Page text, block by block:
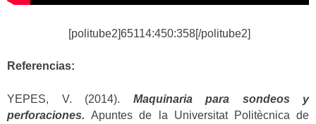
[politube2]65114:450:358[/politube2]
Referencias:
YEPES, V. (2014). Maquinaria para sondeos y
perforaciones. Apuntes de la Universitat Politècnica de